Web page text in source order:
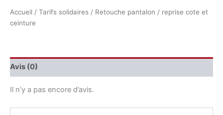
Accueil / Tarifs solidaires / Retouche pantalon / reprise cote et
ceinture
Avis (0)
Il n’y a pas encore d’avis.